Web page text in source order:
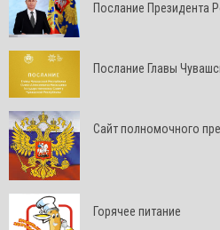
Послание Президента
Послание Главы
Cайт полномочного
Горячее питание